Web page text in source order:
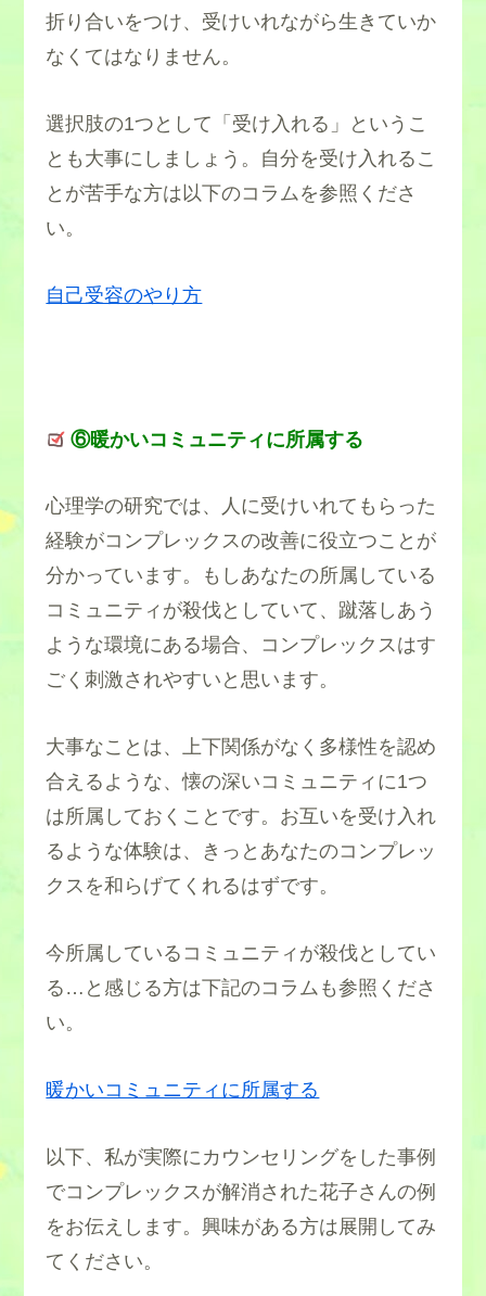
折り合いをつけ、受けいれながら生きていか
なくてはなりません。
選択肢の1つとして「受け入れる」というこ
とも大事にしましょう。自分を受け入れるこ
とが苦手な方は以下のコラムを参照くださ
い。
自己受容のやり方
⑥暖かいコミュニティに所属する
心理学の研究では、人に受けいれてもらった
経験がコンプレックスの改善に役立つことが
分かっています。もしあなたの所属している
コミュニティが殺伐としていて、蹴落しあう
ような環境にある場合、コンプレックスはす
ごく刺激されやすいと思います。
大事なことは、上下関係がなく多様性を認め
合えるような、懐の深いコミュニティに1つ
は所属しておくことです。お互いを受け入れ
るような体験は、きっとあなたのコンプレッ
クスを和らげてくれるはずです。
今所属しているコミュニティが殺伐としてい
る…と感じる方は下記のコラムも参照くださ
い。
暖かいコミュニティに所属する
以下、私が実際にカウンセリングをした事例
でコンプレックスが解消された花子さんの例
をお伝えします。興味がある方は展開してみ
てください。